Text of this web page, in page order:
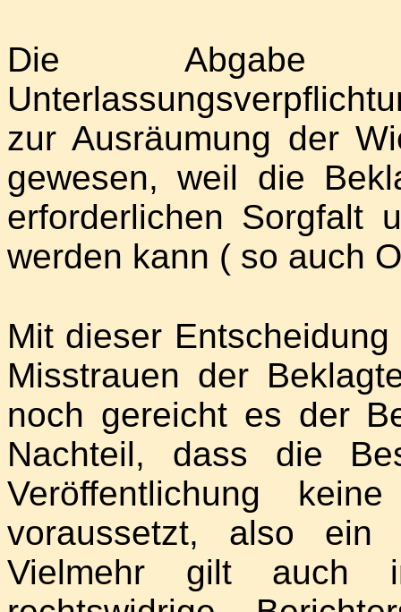
Die Abgabe
zur Ausräumung der
gewesen, weil die
erforderlichen Sorgfalt
werden kann ( so auch
Mit dieser
Misstrauen der
noch gereicht es der
Nachteil, dass die
Veröffentlichung
voraussetzt, also ein
Vielmehr gilt auch